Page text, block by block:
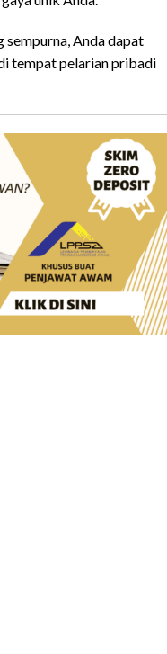
sempurna, Anda dapat
tempat pelarian pribadi